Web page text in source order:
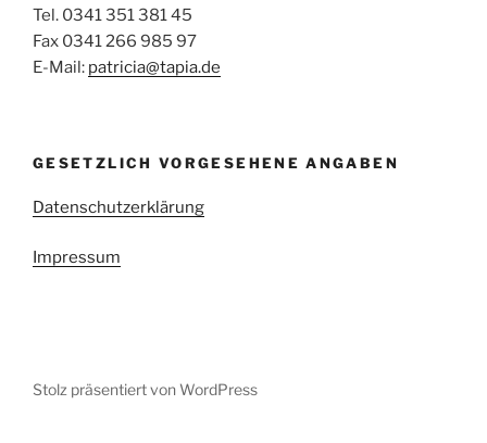
Tel. 0341 351 381 45
Fax 0341 266 985 97
E-Mail: patricia@tapia.de
GESETZLICH VORGESEHENE ANGABEN
Datenschutzerklärung
Impressum
Stolz präsentiert von WordPress